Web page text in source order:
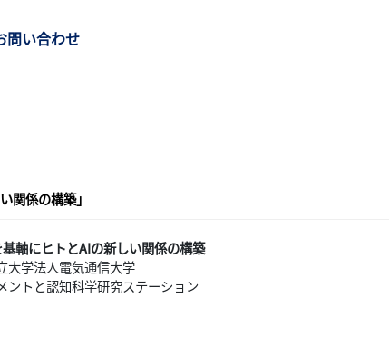
問い合わせ
関係の構築」
軸にヒトとAIの新しい関係の構築
大学法人電気通信大学
ントと認知科学研究ステーション